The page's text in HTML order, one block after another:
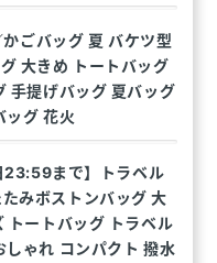
ごバッグ 夏 バケツ型
大きめ トートバッグ
手提げバッグ 夏バッグ
ッグ 花火
23:59まで】トラベル
みボストンバッグ 大
トートバッグ トラベル
ゃれ コンパクト 撥水